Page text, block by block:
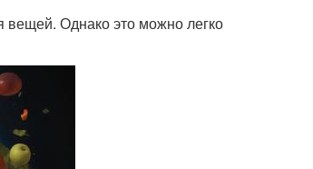
вещей. Однако это можно легко